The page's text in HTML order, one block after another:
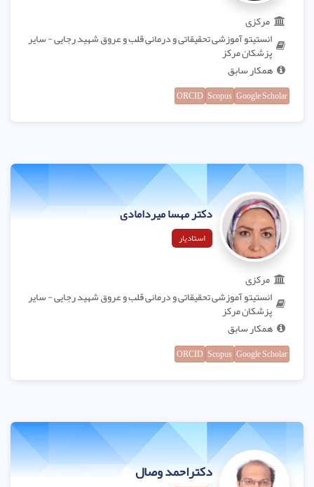
مرکزی
انستیتو آموزشی تحقیقاتی و درمانی قلب و عروق شهید رجایی - سایر
پزشکان مرکز
همکار سابق
Google Scholar
Scopus
ORCID
دکتر مهسا میردامادی
استادیار
مرکزی
انستیتو آموزشی تحقیقاتی و درمانی قلب و عروق شهید رجایی - سایر
پزشکان مرکز
همکار سابق
Google Scholar
Scopus
ORCID
دکتراحمد وصال